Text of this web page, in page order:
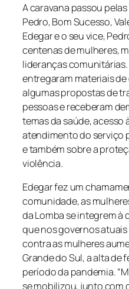
A caravana passou
Pedro, Bom Sucesso,
Edegar e o seu vice,
centenas de mulheres,
lideranças comunitárias.
entregaram materiais
algumas propostas de
pessoas e receberam
temas da saúde,
atendimento do serviço
e também sobre a
violência.
Edegar fez um
comunidade, as
da Lomba se integrem à
que nos governos
contra as mulheres
Grande do Sul, a alta de
período da pandemia.
se mobilizou, junto com